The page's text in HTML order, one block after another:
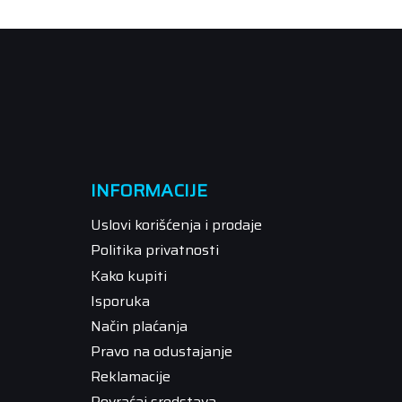
INFORMACIJE
Uslovi korišćenja i prodaje
Politika privatnosti
Kako kupiti
Isporuka
Način plaćanja
Pravo na odustajanje
Reklamacije